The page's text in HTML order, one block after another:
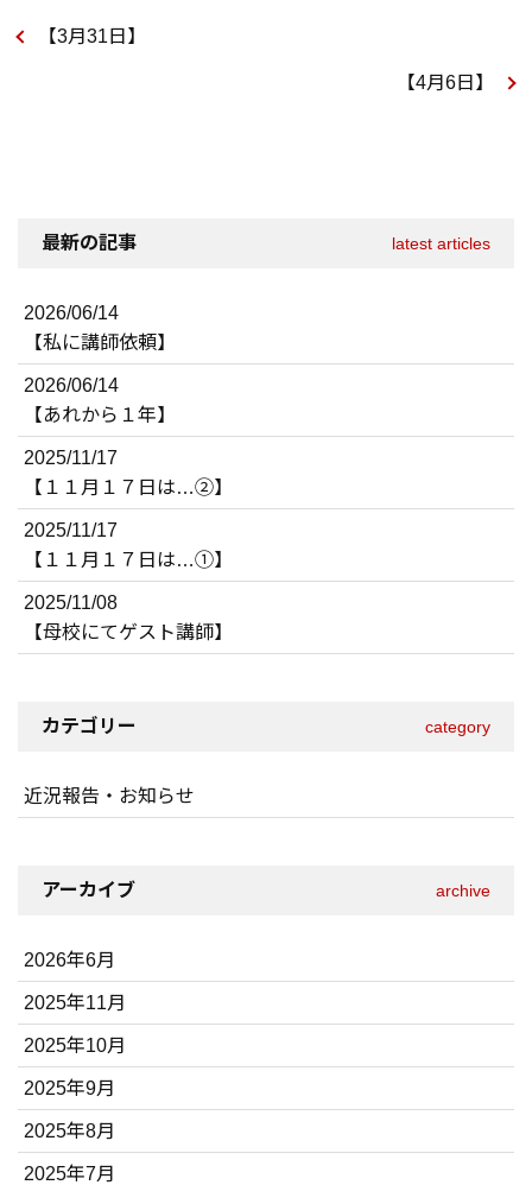
【3月31日】
【4月6日】
最新の記事 latest articles
2026/06/14
【私に講師依頼】
2026/06/14
【あれから１年】
2025/11/17
【１１月１７日は…②】
2025/11/17
【１１月１７日は…①】
2025/11/08
【母校にてゲスト講師】
カテゴリー category
近況報告・お知らせ
アーカイブ archive
2026年6月
2025年11月
2025年10月
2025年9月
2025年8月
2025年7月